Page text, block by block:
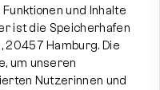
und Inhalte
ist die Speicherhafen
20457 Hamburg. Die
um unseren
Nutzerinnen und